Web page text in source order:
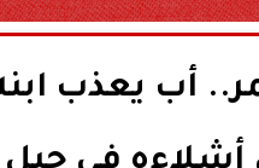
أب يعذب